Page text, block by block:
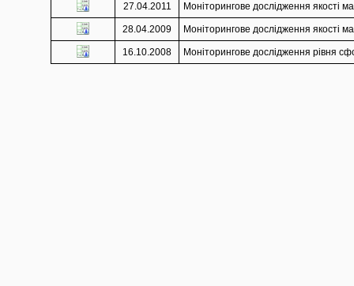
27.04.2011 Моніторингове дослідження якості
28.04.2009 Моніторингове дослідження якості
16.10.2008 Моніторингове дослідження рівня